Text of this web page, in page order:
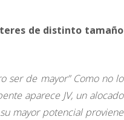
de distinto tamaño
ser de mayor” Como no lo
aparece JV, un alocado
mayor potencial proviene